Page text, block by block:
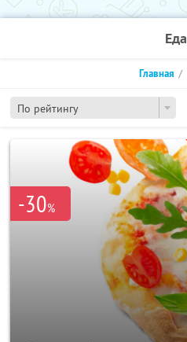
Еда
По рейтингу
Главная
-30%